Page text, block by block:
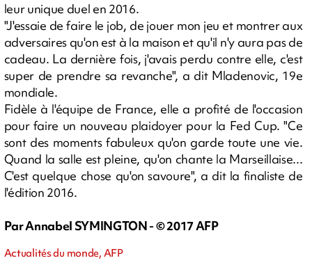
leur unique duel en 2016.
"J'essaie de faire le job, de jouer mon jeu et montrer aux
adversaires qu'on est à la maison et qu'il n'y aura pas de
cadeau. La dernière fois, j'avais perdu contre elle, c'est
super de prendre sa revanche", a dit Mladenovic, 19e
mondiale.
Fidèle à l'équipe de France, elle a profité de l'occasion
pour faire un nouveau plaidoyer pour la Fed Cup. "Ce
sont des moments fabuleux qu'on garde toute une vie.
Quand la salle est pleine, qu'on chante la Marseillaise...
C'est quelque chose qu'on savoure", a dit la finaliste de
l'édition 2016.
Par Annabel SYMINGTON - © 2017 AFP
Actualités du monde, AFP